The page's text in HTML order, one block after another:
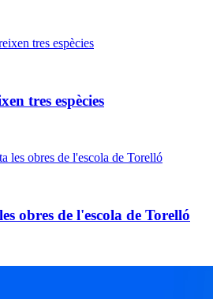
tres espècies
obres de l'escola de Torelló